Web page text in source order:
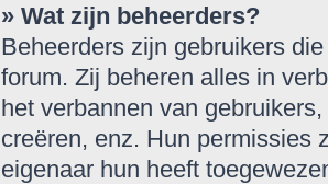
» Wat zijn beheerders?
Beheerders zijn gebruikers
forum. Zij beheren alles in
het verbannen van
creëren, enz. Hun permissies
eigenaar hun heeft